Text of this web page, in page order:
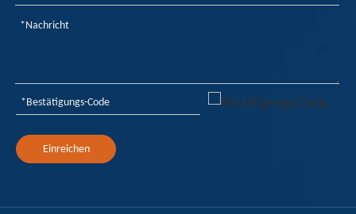
Industrieproduktion, chemische Industrie, die
Einreichen